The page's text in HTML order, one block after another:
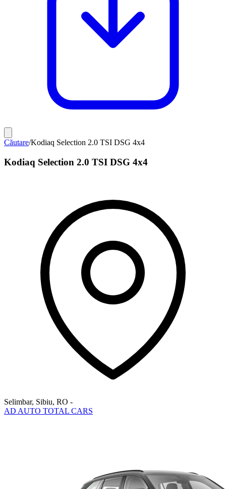
Căutare/Kodiaq Selection 2.0 TSI DSG 4x4
Kodiaq Selection 2.0 TSI DSG 4x4
Selimbar, Sibiu, RO -
AD AUTO TOTAL CARS